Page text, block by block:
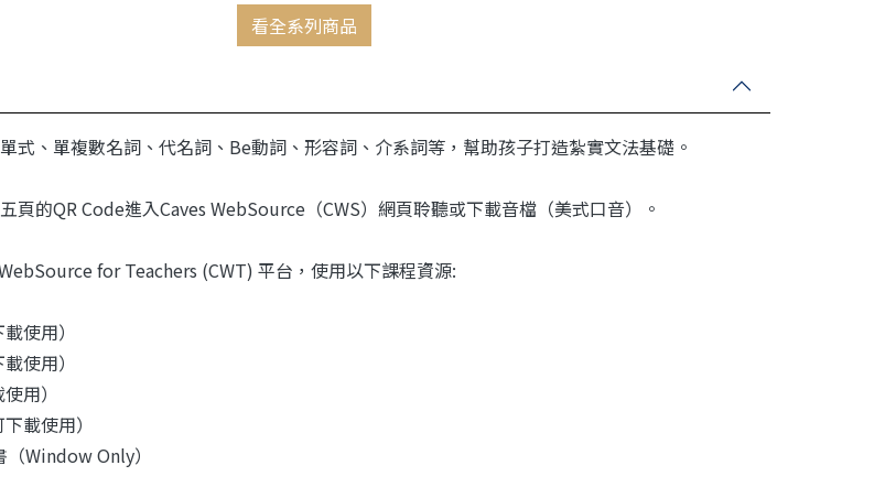
看全系列商品
式、單複數名詞、代名詞、Be動詞、形容詞、介系詞等，幫助孩子打造紮實文法基礎。
頁的QR Code進入Caves WebSource（CWS）網頁聆聽或下載音檔（美式口音）。
for Teachers (CWT) 平台，使用以下課程資源:
使用）
使用）
用）
載使用）
Window Only）